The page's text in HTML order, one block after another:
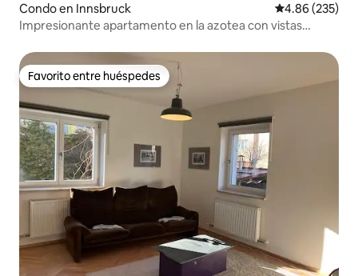
Condo en Innsbruck Calificación
4.86 (235)
Impresionante apartamento en la azotea con vistas
Favorito entre huéspedes
Favorito entre huéspedes